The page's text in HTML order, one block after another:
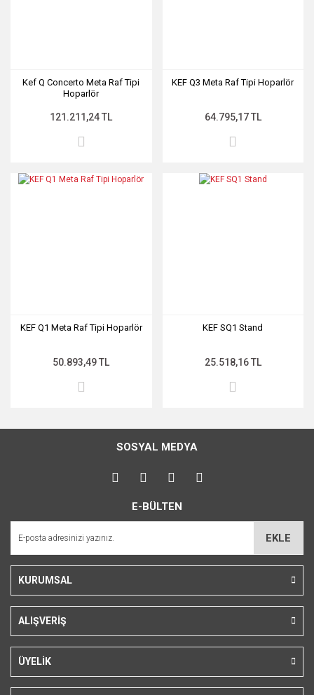
Kef Q Concerto Meta Raf Tipi
Hoparlör
121.211,24 TL
KEF Q3 Meta Raf Tipi Hoparlör
64.795,17 TL
KEF Q1 Meta Raf Tipi Hoparlör
50.893,49 TL
KEF SQ1 Stand
25.518,16 TL
SOSYAL MEDYA
E-BÜLTEN
EKLE
KURUMSAL
ALIŞVERİŞ
ÜYELİK